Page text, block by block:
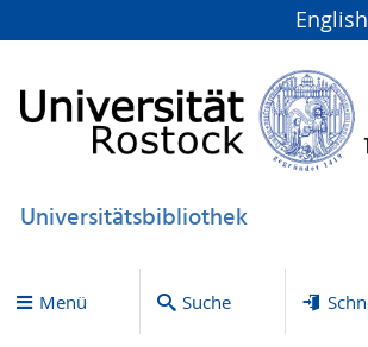
English
Universitätsbibliothek
Menü Suche